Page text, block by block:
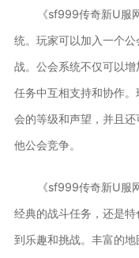
《sf999传奇新U
统。玩家可以加入一个
战。公会系统不仅可以
任务中互相支持和协作
会的等级和声望，并且
他公会竞争。
《sf999传奇新U服
经典的战斗任务，还是
到乐趣和挑战。丰富的